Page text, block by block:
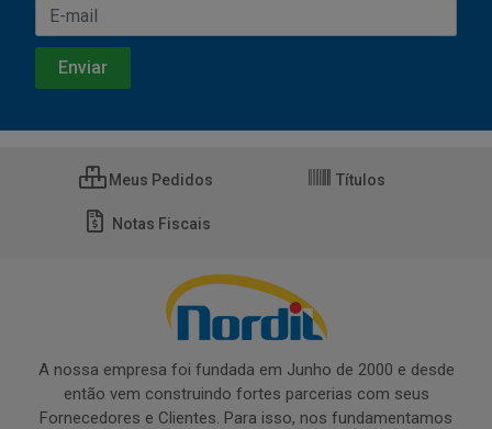
Meus Pedidos Títulos
Notas Fiscais
A nossa empresa foi fundada em Junho de 2000 e desde
então vem construindo fortes parcerias com seus
Fornecedores e Clientes. Para isso, nos fundamentamos